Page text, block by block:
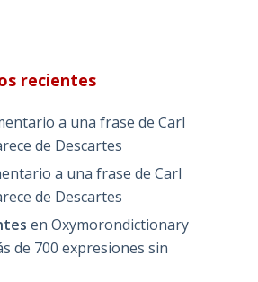
recientes
a una frase de Carl
de Descartes
a una frase de Carl
de Descartes
en Oxymorondictionary
de 700 expresiones sin